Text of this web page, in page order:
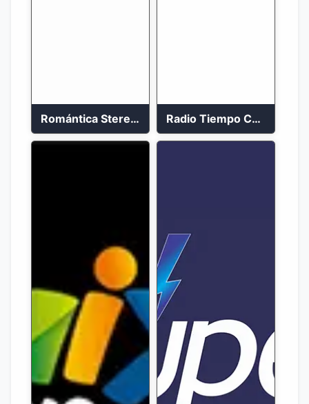
Romántica Stereo 88.1 FM Radio Tiempo Cali En Vivo 2023